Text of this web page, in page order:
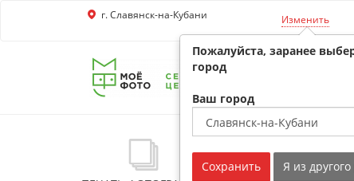
Перейти к основной информации
г. Славянск-на-Кубани Изменить
Пожалуйста, заранее
город
Ваш город
Сохранить Я из